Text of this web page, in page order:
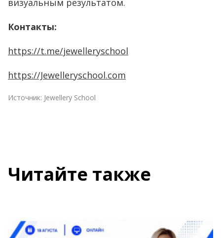
визуальным результатом.
Контакты:
https://t.me/jewelleryschool
https://Jewelleryschool.com
Источник: Jewellery School
Читайте также